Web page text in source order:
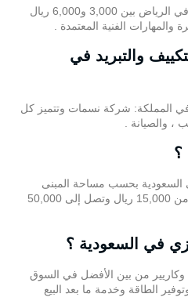
يتراوح راتب فني التكييف والتبريد في الرياض بين 3,000 و6,000 ريال
الفنية المعتمدة .
والتبريد في
المملكة: شركة نسمات وتتميز كل
، والصيانة .
؟
السعودية بحسب مساحة المبنى
والنظام المستخدم، لكنها غالبًا تبدأ من 15,000 ريال وتصل إلى 50,000
في السعودية ؟
من بين الأفضل في السوق
الطاقة وخدمة ما بعد البيع